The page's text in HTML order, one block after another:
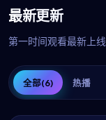
最新更新
第一时间观看最新上
全部(6) 热播